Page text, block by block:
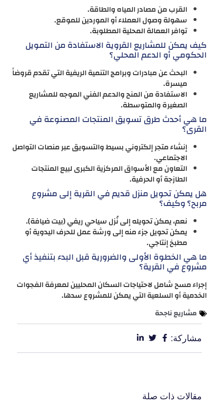
القرب من مصادر المياه والطاقة.
سهولة وصول العملاء أو الموردين للموقع.
توافر العمالة المحلية المطلوبة.
كيف يمكن للمشاريع القروية الاستفادة من التمويل
الحكومي أو الدعم المحلي؟
البحث عن مبادرات وبرامج التنمية الريفية التي تقدم قروضاً
ميسرة.
الاستفادة من المنح والدعم الفني الموجه للمشاريع
الصغيرة والمتوسطة.
ما هي أحدث طرق تسويق المنتجات المصنوعة في
القرى؟
إنشاء متجر إلكتروني بسيط والتسويق عبر منصات التواصل
الاجتماعي.
التعاون مع الأسواق المركزية الكبرى لبيع المنتجات
الطازجة أو الحرفية.
هل يمكن تحويل منزل قديم في القرية إلى مشروع
مربح؟ وكيف؟
نعم، يمكن تحويله إلى نُزل سياحي ريفي (بيت ضيافة).
يمكن تحويل جزء منه إلى ورشة عمل للحرف اليدوية أو
مطبخ إنتاجي.
ما هي الخطوة الأولى والضرورية قبل البدء بتنفيذ أي
مشروع في القرية؟
إجراء مسح شامل لاحتياجات السكان المحليين لمعرفة الفجوات
الخدمية أو السلعية التي يمكن للمشروع سدها.
مشاريع ناجحة
مشاركة:
مقالات ذات صلة